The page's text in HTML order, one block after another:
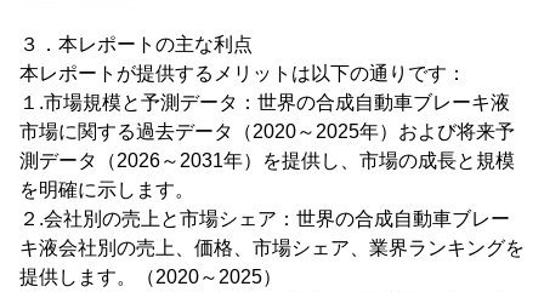
３．本レポートの主な利点
本レポートが提供するメリットは以下の通りです：
１.市場規模と予測データ：世界の合成自動車ブレーキ液
市場に関する過去データ（2020～2025年）および将来予
測データ（2026～2031年）を提供し、市場の成長と規模
を明確に示します。
２.会社別の売上と市場シェア：世界の合成自動車ブレー
キ液会社別の売上、価格、市場シェア、業界ランキングを
提供します。（2020～2025）